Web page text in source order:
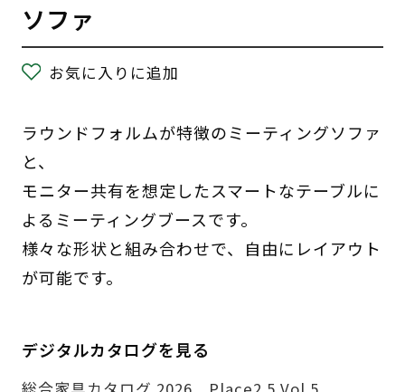
ソファ
お気に入りに追加
ラウンドフォルムが特徴のミーティングソファ
と、
モニター共有を想定したスマートなテーブルに
よるミーティングブースです。
様々な形状と組み合わせで、自由にレイアウト
が可能です。
デジタルカタログを見る